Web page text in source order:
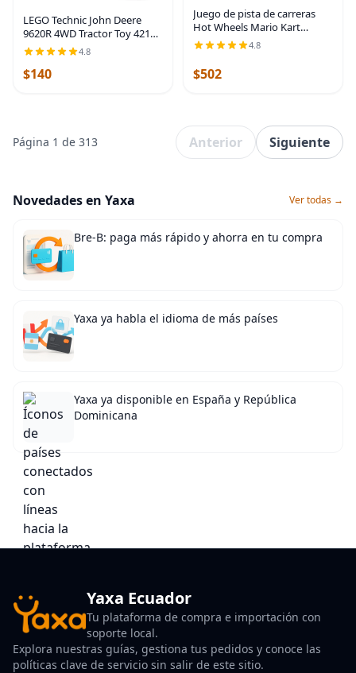
LEGO Technic John Deere
9620R 4WD Tractor Toy 42136
Juguete de construcción –
Modelo coleccionable con
remolque, con detalles
4.8
$140
Juego de pista de carreras
Hot Wheels Mario Kart
Rainbow Road de 8 pies con
a escala 1:64, carrera con
curso colorido
4.8
$502
Página 1 de 313 Anterior Siguiente
Novedades en Yaxa Ver todas →
Bre-B: paga más rápido y ahorra en tu compra
Yaxa ya habla el idioma de más países
Yaxa ya disponible en España y República
Dominicana
Yaxa Ecuador
Tu plataforma de compra e importación con
soporte local.
Explora nuestras guías, gestiona tus pedidos y conoce las
políticas clave de servicio sin salir de este sitio.